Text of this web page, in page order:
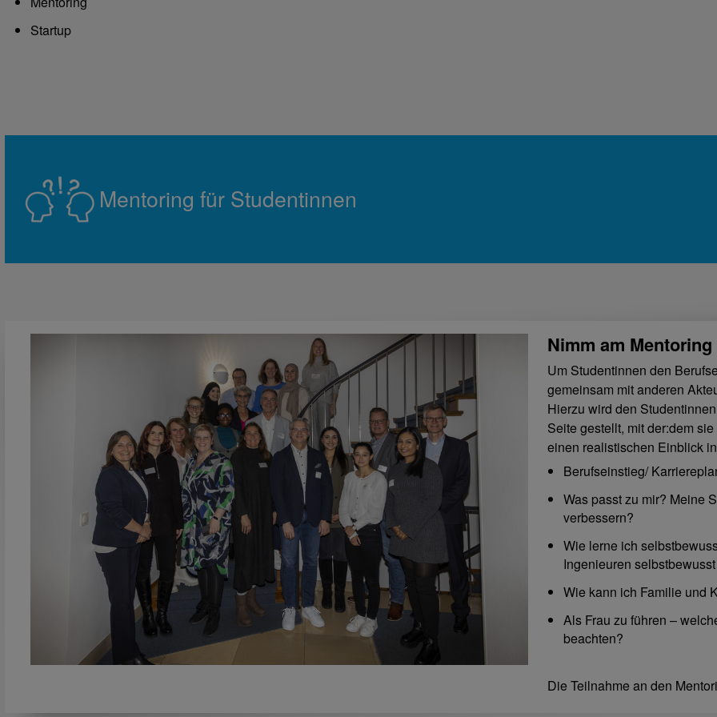
Startup
Mentoring für Studentinnen
Nimm am
Um Studentinnen den
gemeinsam mit anderen
Hierzu wird den
Seite gestellt, mit der:dem
einen realistischen Einblick
Berufseinstieg/
Was passt zu mir? Meine
verbessern?
Wie lerne ich
Ingenieuren
Wie kann ich Familie und
Als Frau zu führen –
beachten?
Die Teilnahme an den